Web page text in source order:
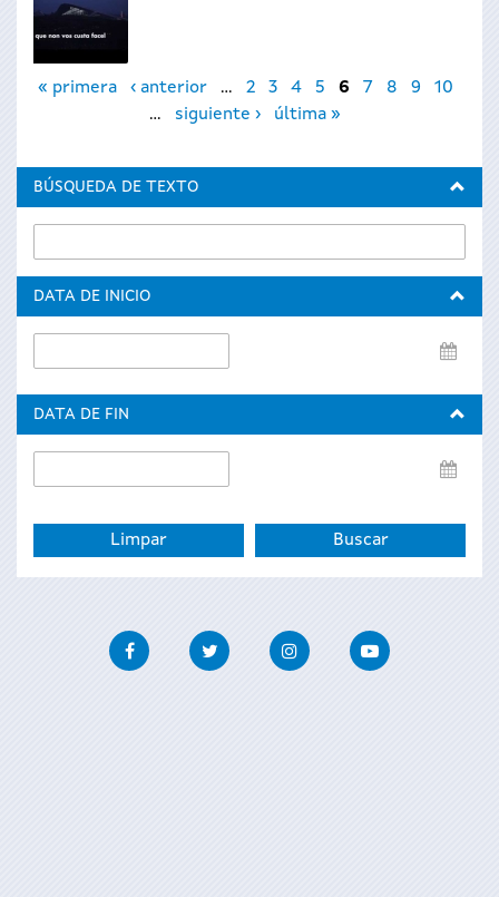
Páginas
« primera ‹ anterior … 2 3 4 5 6 7 8 9
10
…
siguiente › última »
BÚSQUEDA DE TEXTO
DATA DE INICIO
de
DATA DE FIN
de
FacebookTwitter InstagramYoutube